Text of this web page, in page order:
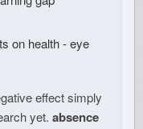
on health - eye
effect simply
yet.absence